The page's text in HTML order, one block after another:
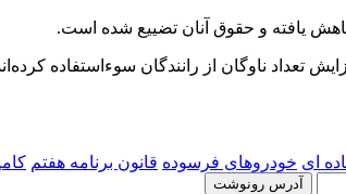
یافته و حقوق آنان تضییع شده است.
تعداد ناوگان از رانندگان
ای خودروهای فرسوده قانون برنامه هفتم
آدرس رونوشت